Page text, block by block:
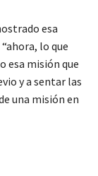
esa
lo que
esa misión que
y a sentar las
una misión en